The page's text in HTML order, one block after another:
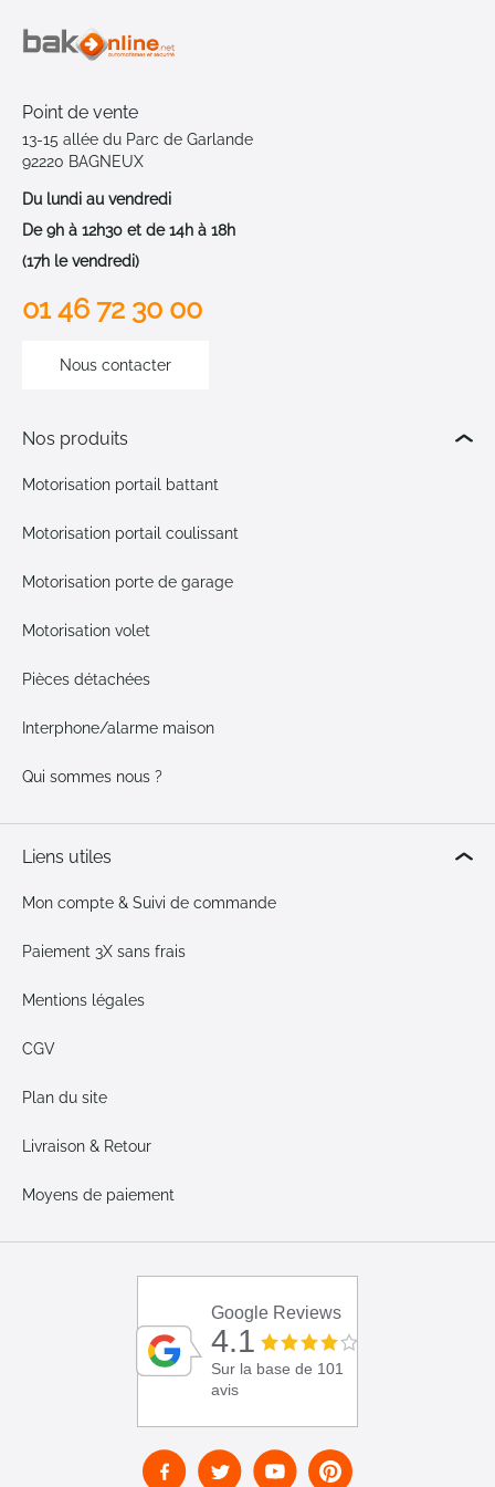
Point de vente
13-15 allée du Parc de Garlande
92220 BAGNEUX
Du lundi au vendredi
De 9h à 12h30 et de 14h à 18h
(17h le vendredi)
01 46 72 30 00
Nous contacter
Nos produits
Motorisation portail battant
Motorisation portail coulissant
Motorisation porte de garage
Motorisation volet
Pièces détachées
Interphone/alarme maison
Qui sommes nous ?
Liens utiles
Mon compte & Suivi de commande
Paiement 3X sans frais
Mentions légales
CGV
Plan du site
Livraison & Retour
Moyens de paiement
Google Reviews
4.1
Sur la base de 101
avis